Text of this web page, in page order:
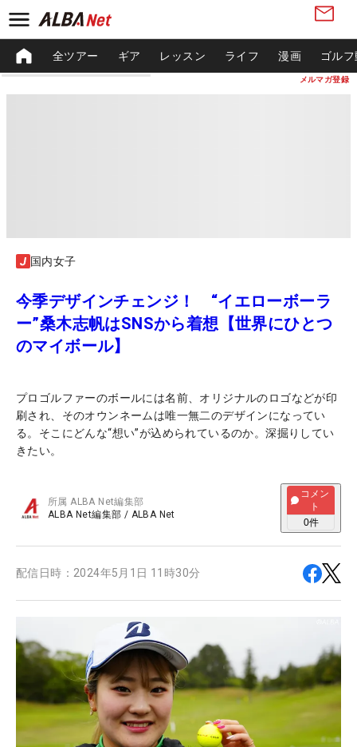
メルマガ登録
全ツアー ギア レッスン ライフ 漫画 ゴル
国内女子
今季デザインチェンジ！ “イエローボーラ
ー”桑木志帆はSNSから着想【世界にひとつ
のマイボール】
プロゴルファーのボールには名前、オリジナルのロゴなどが印
刷され、そのオウンネームは唯一無二のデザインになってい
る。そこにどんな“想い”が込められているのか。深掘りしてい
きたい。
所属ALBA Net編集部
ALBA Net編集部 / ALBA Net
コメン
ト
0件
配信日時： 2024年5月1日 11時30分